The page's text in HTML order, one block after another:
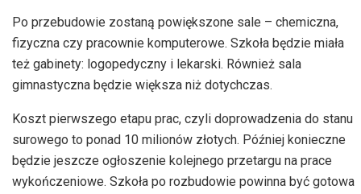
Po przebudowie zostaną powiększone sale – chemiczna,
fizyczna czy pracownie komputerowe. Szkoła będzie miała
też gabinety: logopedyczny i lekarski. Również sala
gimnastyczna będzie większa niż dotychczas.
Koszt pierwszego etapu prac, czyli doprowadzenia do stanu
surowego to ponad 10 milionów złotych. Później konieczne
będzie jeszcze ogłoszenie kolejnego przetargu na prace
wykończeniowe. Szkoła po rozbudowie powinna być gotowa